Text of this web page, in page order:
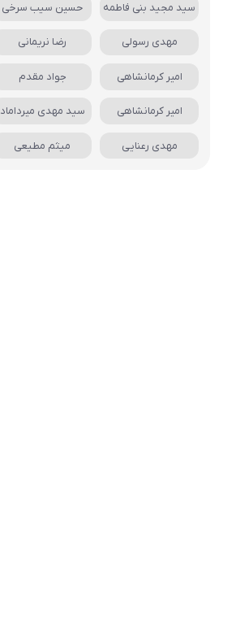
سید مجید بنی فاطمه حسین سیب سرخی
مهدی رسولی رضا نریمانی
امیر کرمانشاهی جواد مقدم
امیر کرمانشاهی سید مهدی میرداماد
مهدی رعنایی میثم مطیعی